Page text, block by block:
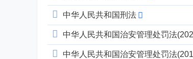
中华人民共和国刑法
中华人民共和国治安管理处罚法
中华人民共和国治安管理处罚法